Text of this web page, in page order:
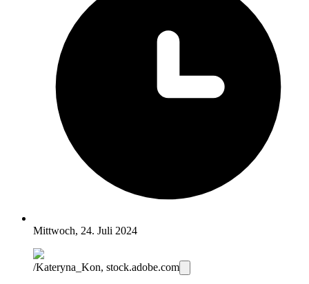
Mittwoch, 24. Juli 2024
/Kateryna_Kon, stock.adobe.com